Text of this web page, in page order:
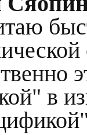
в